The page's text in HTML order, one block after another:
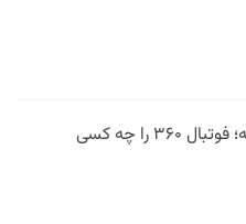
فیلتر در وقت اضافه؛ فوتبال ۳۶۰ را چه کسی